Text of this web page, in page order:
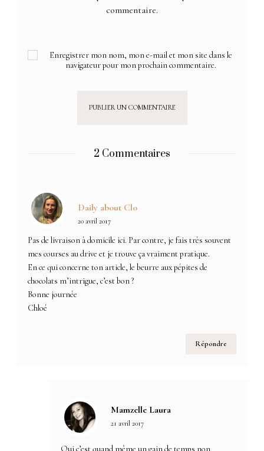
commentaire.
Enregistrer mon nom, mon e-mail et mon site dans le
navigateur pour mon prochain commentaire.
2 Commentaires
Daily about Clo
20 avril 2017
Pas de livraison à domicile ici. Par contre, je fais très souvent
mes courses au drive et je trouve ça vraiment pratique.
En ce qui concerne ton article, le beurre aux pépites de
chocolats m’intrigue, c’est bon ?
Bonne journée
Chloé
Répondre
Mamzelle Laura
21 avril 2017
Oui c’est quand même un gain de temps non